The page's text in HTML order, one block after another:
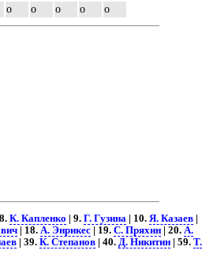
о о о о о
К. Капленко | 9. Г. Гузина | 10. Я. Казаев|
| 18. А. Энрикес| 19. С. Пряхин| 20. А.
| 39. К. Степанов| 40. Д. Никитин| 59. Т.